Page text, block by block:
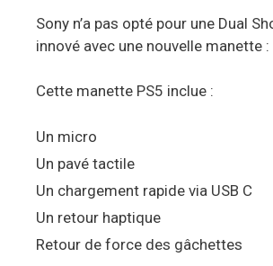
Sony n’a pas opté pour une Dual
innové avec une nouvelle manette :
Cette manette PS5 inclue :
Un micro
Un pavé tactile
Un chargement rapide via USB C
Un retour haptique
Retour de force des gâchettes